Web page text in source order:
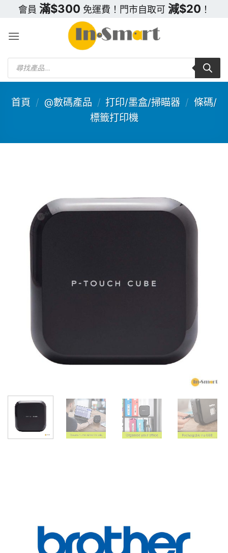
content
會員 滿$300 免運費！門市自取可 減$20 ！
Products
search
首頁 / @數碼產品 / 打印/墨盒/掃瞄器 / 條碼/
標籤打印機